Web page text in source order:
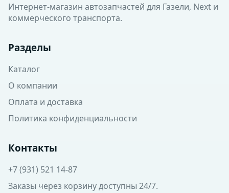
Интернет-магазин автозапчастей для Газели, Next и
коммерческого транспорта.
Разделы
Каталог
О компании
Оплата и доставка
Политика конфиденциальности
Контакты
+7 (931) 521 14-87
Заказы через корзину доступны 24/7.